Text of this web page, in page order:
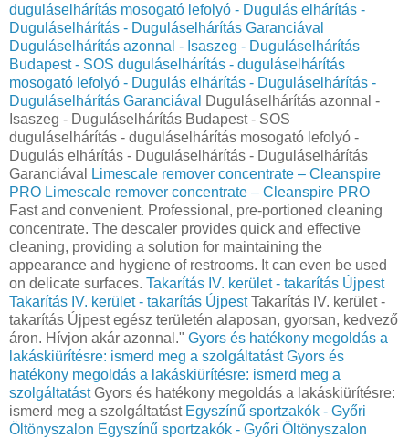
duguláselhárítás mosogató lefolyó - Dugulás elhárítás -
Duguláselhárítás - Duguláselhárítás Garanciával
Duguláselhárítás azonnal - Isaszeg - Duguláselhárítás
Budapest - SOS duguláselhárítás - duguláselhárítás
mosogató lefolyó - Dugulás elhárítás - Duguláselhárítás -
Duguláselhárítás Garanciával
Duguláselhárítás azonnal -
Isaszeg - Duguláselhárítás Budapest - SOS
duguláselhárítás - duguláselhárítás mosogató lefolyó -
Dugulás elhárítás - Duguláselhárítás - Duguláselhárítás
Garanciával
Limescale remover concentrate – Cleanspire
PRO Limescale remover concentrate – Cleanspire PRO
Fast and convenient. Professional, pre-portioned cleaning
concentrate. The descaler provides quick and effective
cleaning, providing a solution for maintaining the
appearance and hygiene of restrooms. It can even be used
on delicate surfaces. Takarítás IV. kerület - takarítás Újpest
Takarítás IV. kerület - takarítás ÚjpestTakarítás IV. kerület -
takarítás Újpest egész területén alaposan, gyorsan, kedvező
áron. Hívjon akár azonnal." Gyors és hatékony megoldás a
lakáskiürítésre: ismerd meg a szolgáltatást Gyors és
hatékony megoldás a lakáskiürítésre: ismerd meg a
szolgáltatástGyors és hatékony megoldás a lakáskiürítésre:
ismerd meg a szolgáltatást Egyszínű sportzakók - Győri
Öltönyszalon Egyszínű sportzakók - Győri Öltönyszalon